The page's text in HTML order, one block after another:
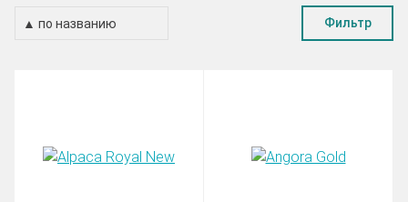
Фильтр